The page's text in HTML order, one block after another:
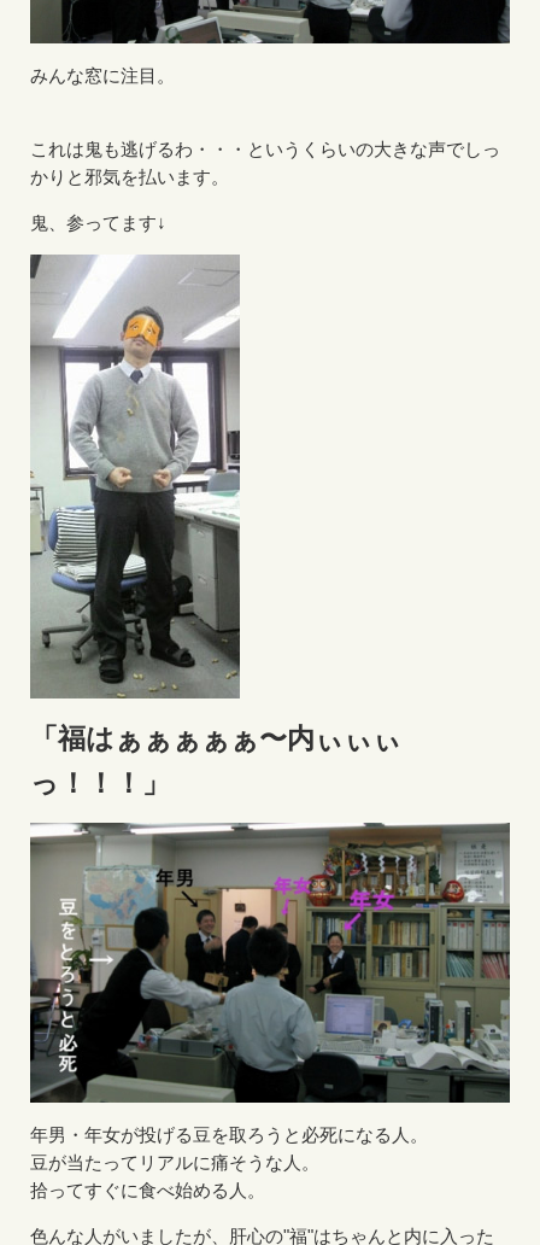
みんな窓に注目。
これは鬼も逃げるわ・・・というくらいの大きな声でしっ
かりと邪気を払います。
鬼、参ってます↓
「福はぁぁぁぁぁ〜内ぃぃぃ
っ！！！」
年男・年女が投げる豆を取ろうと必死になる人。
豆が当たってリアルに痛そうな人。
拾ってすぐに食べ始める人。
色んな人がいましたが、肝心の"福"はちゃんと内に入った